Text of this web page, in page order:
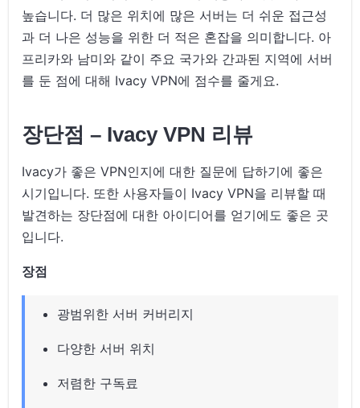
높습니다. 더 많은 위치에 많은 서버는 더 쉬운 접근성
과 더 나은 성능을 위한 더 적은 혼잡을 의미합니다. 아
프리카와 남미와 같이 주요 국가와 간과된 지역에 서버
를 둔 점에 대해 Ivacy VPN에 점수를 줄게요.
장단점 – Ivacy VPN 리뷰
Ivacy가 좋은 VPN인지에 대한 질문에 답하기에 좋은
시기입니다. 또한 사용자들이 Ivacy VPN을 리뷰할 때
발견하는 장단점에 대한 아이디어를 얻기에도 좋은 곳
입니다.
장점
광범위한 서버 커버리지
다양한 서버 위치
저렴한 구독료